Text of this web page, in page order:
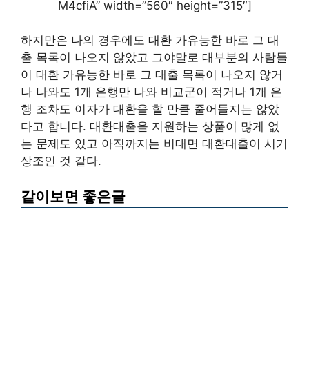
M4cfiA” width=”560″ height=”315″]
하지만은 나의 경우에도 대환 가유능한 바로 그 대
출 목록이 나오지 않았고 그야말로 대부분의 사람들
이 대환 가유능한 바로 그 대출 목록이 나오지 않거
나 나와도 1개 은행만 나와 비교군이 적거나 1개 은
행 조차도 이자가 대환을 할 만큼 줄어들지는 않았
다고 합니다. 대환대출을 지원하는 상품이 많게 없
는 문제도 있고 아직까지는 비대면 대환대출이 시기
상조인 것 같다.
같이보면 좋은글